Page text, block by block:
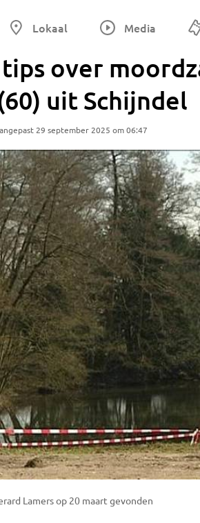
Lokaal Media
over
uit Schijndel
29 september 2025 om 06:47
Lamers op 20 maart gevonden